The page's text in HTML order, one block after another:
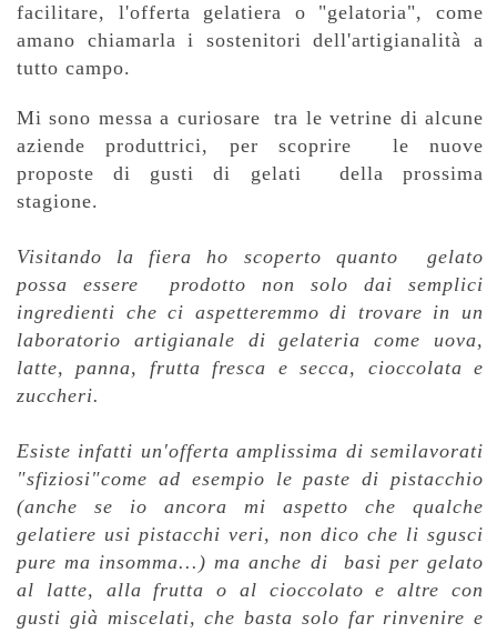
facilitare, l'offerta gelatiera o "gelatoria", come
amano chiamarla i sostenitori dell'artigianalità a
tutto campo.
Mi sono messa a curiosare tra le vetrine di alcune
aziende produttrici, per scoprire le nuove
proposte di gusti di gelati della prossima
stagione.
Visitando la fiera ho scoperto quanto gelato
possa essere prodotto non solo dai semplici
ingredienti che ci aspetteremmo di trovare in un
laboratorio artigianale di gelateria come uova,
latte, panna, frutta fresca e secca, cioccolata e
zuccheri.
Esiste infatti un'offerta amplissima di semilavorati
"sfiziosi"come ad esempio le paste di pistacchio
(anche se io ancora mi aspetto che qualche
gelatiere usi pistacchi veri, non dico che li sgusci
pure ma insomma...) ma anche di basi per gelato
al latte, alla frutta o al cioccolato e altre con
gusti già miscelati, che basta solo far rinvenire e